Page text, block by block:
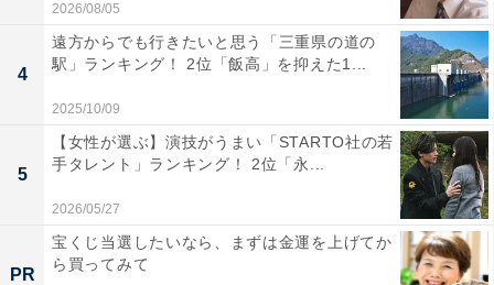
アニメや漫画のレビュー、エンタメトピックスなどを中
心に、オールジャンルで執筆中のライター。時々、店舗
取材などのリポート記事も担当。All AboutおよびAll
About ニュースでのライター歴は5年。
次ページ
6位までの全ランキング結果を見
2026/08/05
4
遠方からでも行きたいと思う「三重県の道の
駅」ランキング！ 2位「飯高」を抑えた1...
2025/10/09
5
【女性が選ぶ】演技がうまい「STARTO社の若
手タレント」ランキング！ 2位「永...
2026/05/27
PR
宝くじ当選したいなら、まずは金運を上げてか
ら買ってみて